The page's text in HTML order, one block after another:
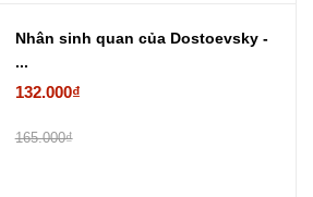
Nhân sinh quan của Dostoevsky -
...
132.000₫
165.000₫